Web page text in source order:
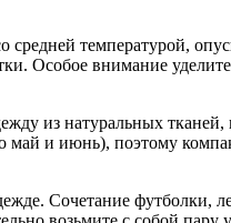
температурой,
Особое внимание
из натуральных тканей,
май и июнь), поэтому
Сочетание футболки,